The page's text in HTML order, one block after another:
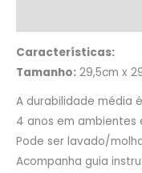
Características:
Tamanho: 29,5cm x
A durabilidade média
4 anos em ambientes
Pode ser lavado/
Acompanha guia